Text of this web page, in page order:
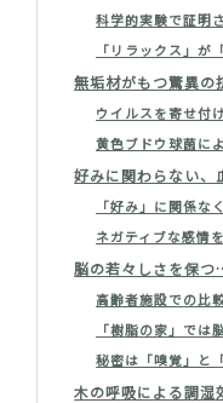
科学的実験で証明
「リラックス」が
無垢材がもつ驚異の
ウイルスを寄せ付
黄色ブドウ球菌に
好みに関わらない、
「好み」に関係な
ネガティブな感情
脳の若々しさを保
高齢者施設での比
「樹脂の家」では
秘密は「嗅覚」と
木の呼吸による調湿